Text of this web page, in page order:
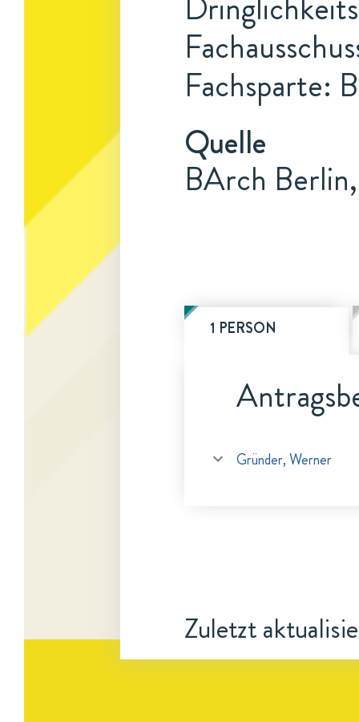
Fachsparte:
Quelle
BArch
1 PERSON
Gründer, Werner
Zuletzt